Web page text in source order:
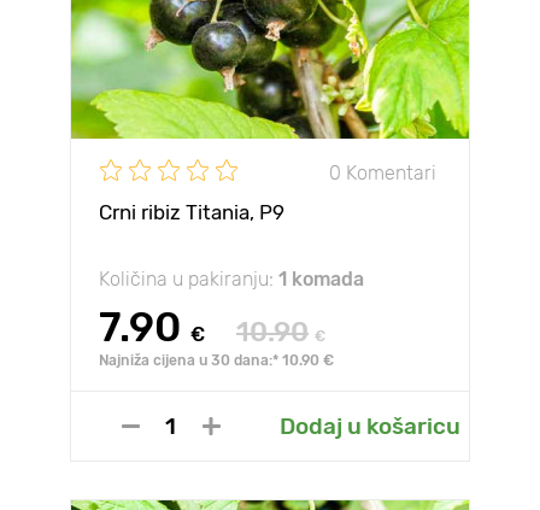
0 Komentari
Crni ribiz Titania, Р9
Količina u pakiranju: 1 komada
7.90 € 10.90 €
Najniža cijena u 30 dana:* 10.90 €
Dodaj u košaricu